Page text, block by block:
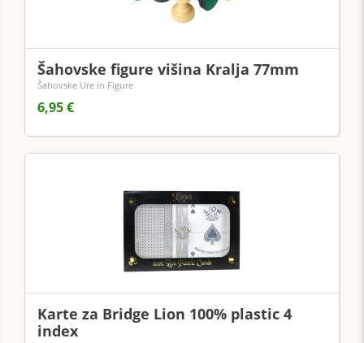
Šahovske figure višina Kralja 77mm
Šahovske Ure in Figure
6,95 €
Karte za Bridge Lion 100% plastic 4
index